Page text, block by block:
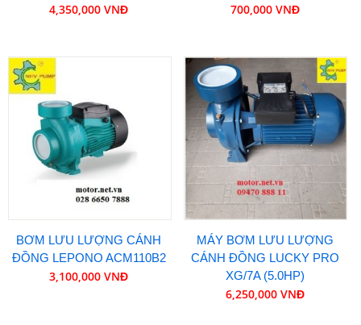
4,350,000 VNĐ 700,000 VNĐ
BƠM LƯU LƯỢNG CÁNH
ĐỒNG LEPONO ACM110B2
3,100,000 VNĐ
MÁY BƠM LƯU LƯỢNG
CÁNH ĐỒNG LUCKY PRO
XG/7A (5.0HP)
6,250,000 VNĐ